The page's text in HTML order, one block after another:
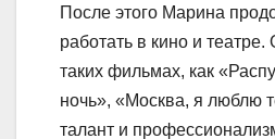
После этого Марина
работать в кино и
таких фильмах, как
ночь», «Москва, я люблю
талант и